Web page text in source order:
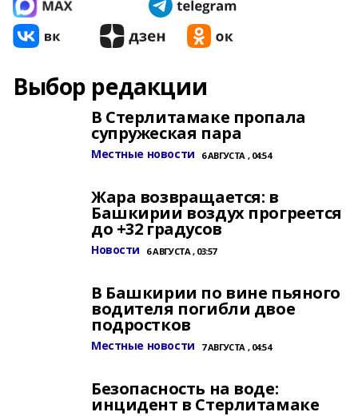
Выбор редакции
В Стерлитамаке пропала
супружеская пара
Местные новости 6 АВГУСТА , 04:54
Жара возвращается: в
Башкирии воздух прогреется
до +32 градусов
Новости 6 АВГУСТА , 03:57
В Башкирии по вине пьяного
водителя погибли двое
подростков
Местные новости 7 АВГУСТА , 04:54
Безопасность на воде:
инцидент в Стерлитамаке